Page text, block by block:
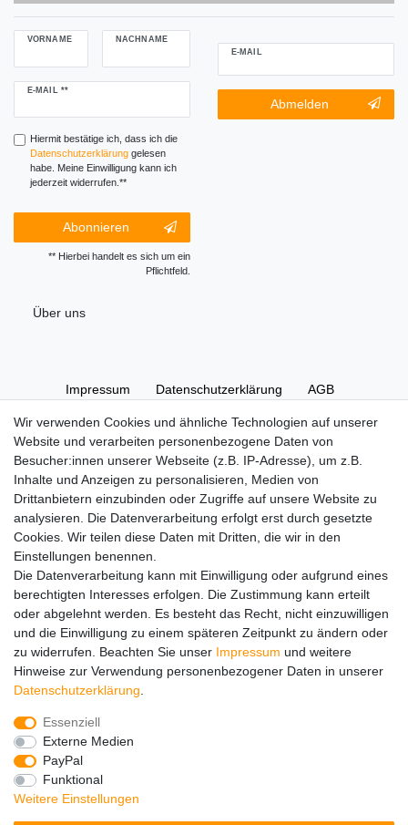
VORNAME NACHNAME
E-MAIL **
Newsletter
Hiermit bestätige ich, dass ich die
Daten­schutz­erklärunggelesen
habe. Meine Einwilligung kann ich
jederzeit widerrufen.**
Abonnieren
** Hierbei handelt es sich um ein
Pflichtfeld.
E-MAIL
Newsletter-
Abmeldung
Abmelden
Wir verwenden Cookies und ähnliche Technologien auf unserer
Website und verarbeiten personenbezogene Daten von
Besucher:innen unserer Webseite (z.B. IP-Adresse), um z.B.
Inhalte und Anzeigen zu personalisieren, Medien von
Drittanbietern einzubinden oder Zugriffe auf unsere Website zu
analysieren. Die Datenverarbeitung erfolgt erst durch gesetzte
Cookies. Wir teilen diese Daten mit Dritten, die wir in den
Einstellungen benennen.
Die Datenverarbeitung kann mit Einwilligung oder aufgrund eines
berechtigten Interesses erfolgen. Die Zustimmung kann erteilt
oder abgelehnt werden. Es besteht das Recht, nicht einzuwilligen
und die Einwilligung zu einem späteren Zeitpunkt zu ändern oder
zu widerrufen. Beachten Sie unser Impressum und weitere
Hinweise zur Verwendung personenbezogener Daten in unserer
Daten­schutz­erklärung
Essenziell
Externe Medien
PayPal
Funktional
Weitere Einstellungen
Über uns
Impressum Daten­schutz­erklärung AGB
Widerrufs­recht Vertrag widerrufen Kontakt
Hinweise zur Batterieentsorgung
Im Zusammenhang mit dem Vertrieb von Batterien oder mit
der Lieferung von Geräten, die Batterien enthalten, sind wir
verpflichtet, Sie auf folgendes hinzuweisen:
Sie sind zur Rückgabe gebrauchter Batterien als Endnutzer
gesetzlich verpflichtet. Sie können Altbatterien, die wir als
Neubatterien im Sortiment führen oder geführt haben,
unentgeltlich an unserem Versandlager (Versandadresse)
zurückgeben. Die auf den Batterien abgebildeten Symbole
haben folgende Bedeutung:
Das Symbol der durchgekreuzten Mülltonne bedeutet, dass
die Batterie nicht in den Hausmüll gegeben werden darf.
Pb = Batterie enthält mehr als 0,004 Masseprozent Blei
Cd = Batterie enthält mehr als 0,002 Masseprozent
Cadmium
Hg = Batterie enthält mehr als 0,0005 Masseprozent